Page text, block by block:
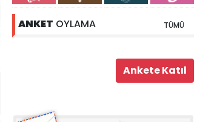
ANKET OYLAMA TÜMÜ